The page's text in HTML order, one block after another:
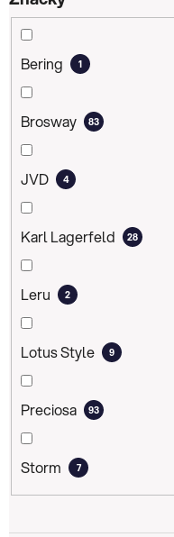
ů
Bering 1
Brosway 83
JVD 4
Karl Lagerfeld 28
Leru 2
Lotus Style 9
Preciosa 93
Storm 7